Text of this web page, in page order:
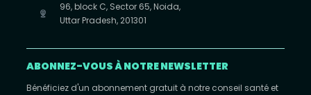
96, block C, Sector 65, Noida,
Uttar Pradesh, 201301
ABONNEZ-VOUS À NOTRE NEWSLETTER
Bénéficiez d'un abonnement gratuit à notre conseil santé et